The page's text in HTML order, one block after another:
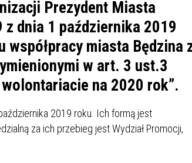
PARK
REJESTR DANYCH
KONTAKTOWYCH (RDK)
INFORMACJE ARIMR
INFORMACJE DOTYCZĄCE
BUDŻETU PAŃSTWA
DOFINANSOWANIE
SZKÓŁ” Z WOJEWÓDZKIEGO
FUNDUSZU OCHRONY
ŚRODOWISKA I
KONKURSY NA
Prezydent Miasta
z dnia 1 października 2019
miasta Będzina
w art. 3 ust.3
na 2020 rok”.
2019 roku. Ich formą jest
za ich przebieg jest Wydział Promocji,